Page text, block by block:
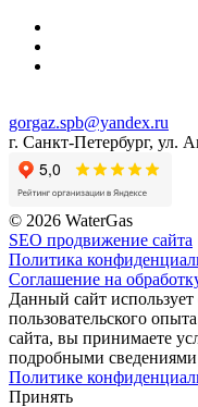
gorgaz.spb@yandex.ru
г. Санкт-Петербург, ул.
© 2026 WaterGas
SEO продвижение сайта
Политика
Соглашение на
Данный сайт
пользовательского
сайта, вы принимаете
подробными
Политике
Принять